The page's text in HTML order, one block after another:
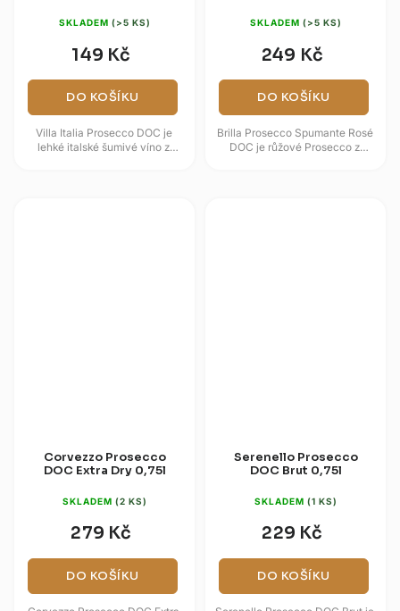
SKLADEM (>5 KS)
149 Kč
DO KOŠÍKU
Villa Italia Prosecco DOC je
lehké italské šumivé víno z
SKLADEM (>5 KS)
249 Kč
DO KOŠÍKU
Brilla Prosecco Spumante Rosé
DOC je růžové Prosecco z
Corvezzo Prosecco
DOC Extra Dry 0,75l
SKLADEM (2 KS)
279 Kč
DO KOŠÍKU
Serenello Prosecco
DOC Brut 0,75l
SKLADEM (1 KS)
229 Kč
DO KOŠÍKU